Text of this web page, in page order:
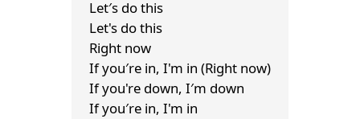
Let′s do this
Let's do this
Right now
If you′re in, I'm in (Right now)
If you're down, I′m down
If you′re in, I'm in